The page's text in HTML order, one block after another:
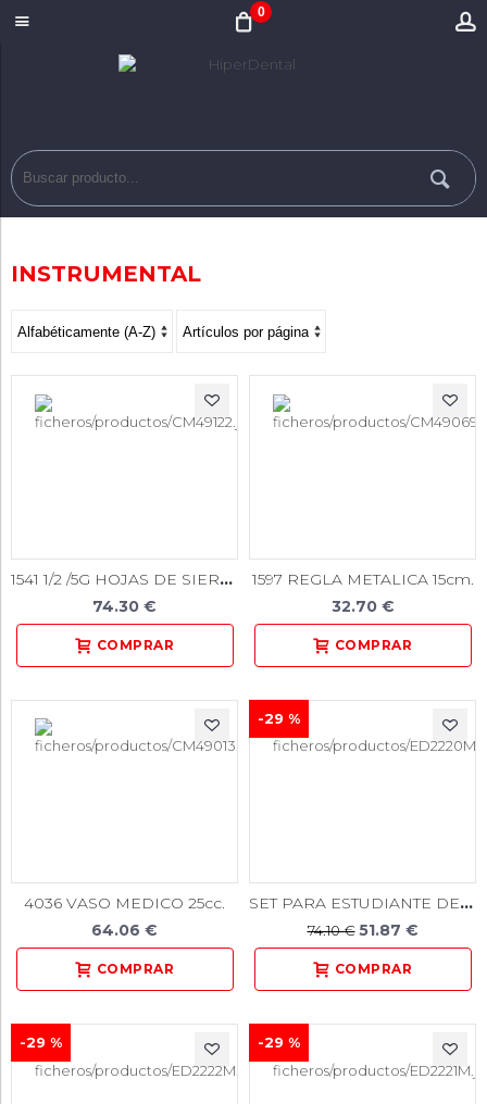
0
INSTRUMENTAL
1541 1/2 /5G HOJAS DE SIERRA PARA YESO 144uds.
74.30 €
1597 REGLA METALICA 15cm.
32.70 €
4036 VASO MEDICO 25cc.
64.06 €
SET PARA ESTUDIANTE DE INSTRUMENTAL LABORATORIO 10 PIEZAS
74.10 € 51.87 €
-29 %
-29 % -29 %